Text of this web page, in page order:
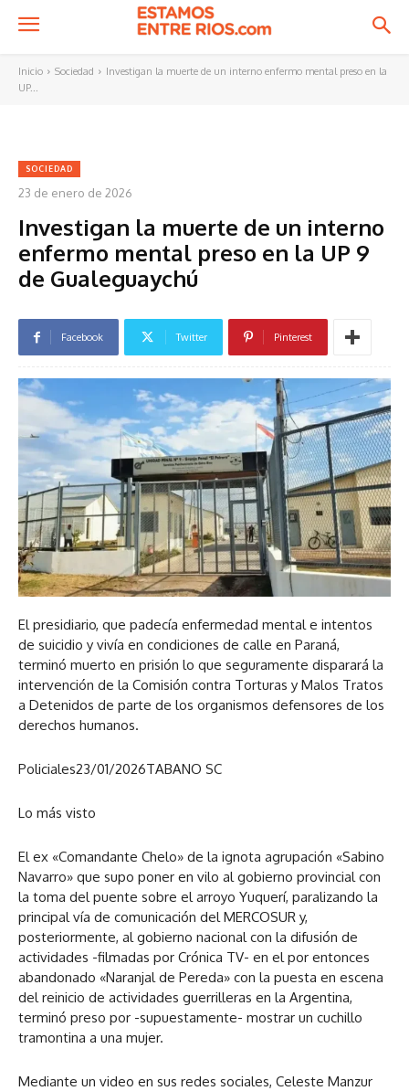
Inicio Sociedad
Investigan la muerte de un interno enfermo mental preso en la
UP...
SOCIEDAD
23 de enero de 2026
Investigan la muerte de un interno
enfermo mental preso en la UP 9
de Gualeguaychú
Facebook Twitter Pinterest
El presidiario, que padecía enfermedad mental e intentos
de suicidio y vivía en condiciones de calle en Paraná,
terminó muerto en prisión lo que seguramente disparará la
intervención de la Comisión contra Torturas y Malos Tratos
a Detenidos de parte de los organismos defensores de los
derechos humanos.
Policiales23/01/2026TABANO SC
Lo más visto
El ex «Comandante Chelo» de la ignota agrupación «Sabino
Navarro» que supo poner en vilo al gobierno provincial con
la toma del puente sobre el arroyo Yuquerí, paralizando la
principal vía de comunicación del MERCOSUR y,
posteriormente, al gobierno nacional con la difusión de
actividades -filmadas por Crónica TV- en el por entonces
abandonado «Naranjal de Pereda» con la puesta en escena
del reinicio de actividades guerrilleras en la Argentina,
terminó preso por -supuestamente- mostrar un cuchillo
tramontina a una mujer.
Mediante un video en sus redes sociales, Celeste Manzur